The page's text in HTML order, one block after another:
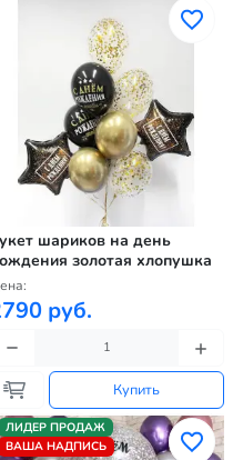
шариков на день
золотая хлопушка
руб.
Купить
ЛИДЕР ПРОДАЖ
ВАША НАДПИСЬ